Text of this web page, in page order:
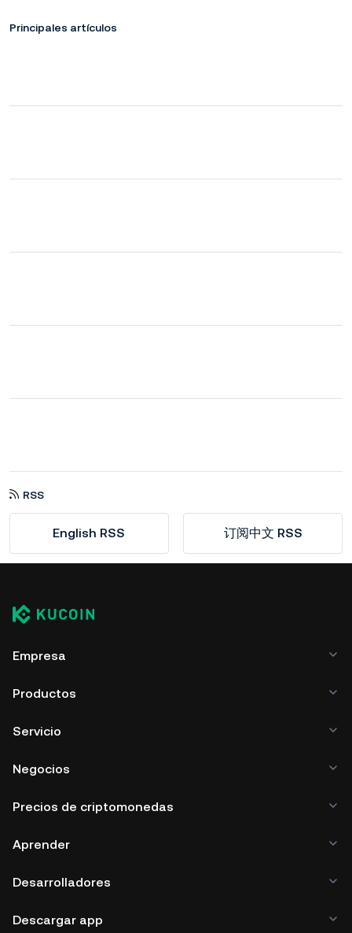
Principales artículos
RSS
English RSS 订阅中文 RSS
Empresa
Productos
Servicio
Negocios
Precios de criptomonedas
Aprender
Desarrolladores
Descargar app